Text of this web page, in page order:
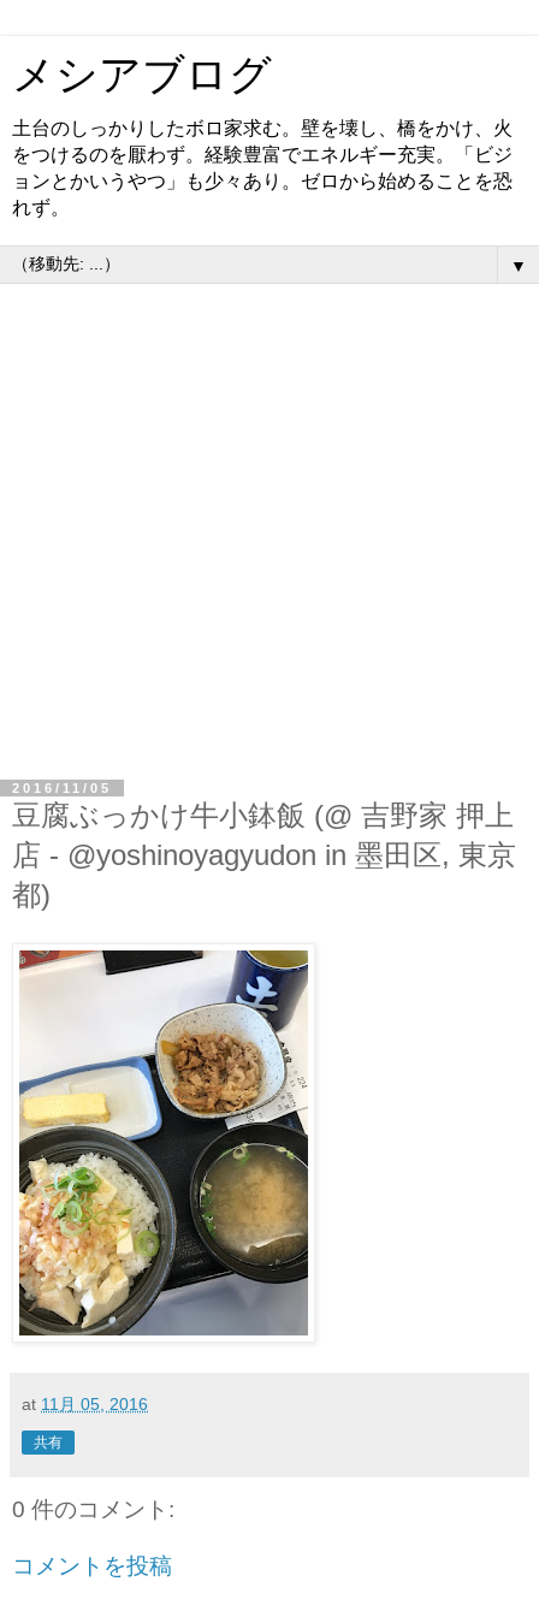
メシアブログ
土台のしっかりしたボロ家求む。壁を壊し、橋をかけ、火
をつけるのを厭わず。経験豊富でエネルギー充実。「ビジ
ョンとかいうやつ」も少々あり。ゼロから始めることを恐
れず。
▼
2016/11/05
豆腐ぶっかけ牛小鉢飯 (@ 吉野家 押上
店 - @yoshinoyagyudon in 墨田区, 東京
都)
at 11月 05, 2016
共有
0 件のコメント:
コメントを投稿